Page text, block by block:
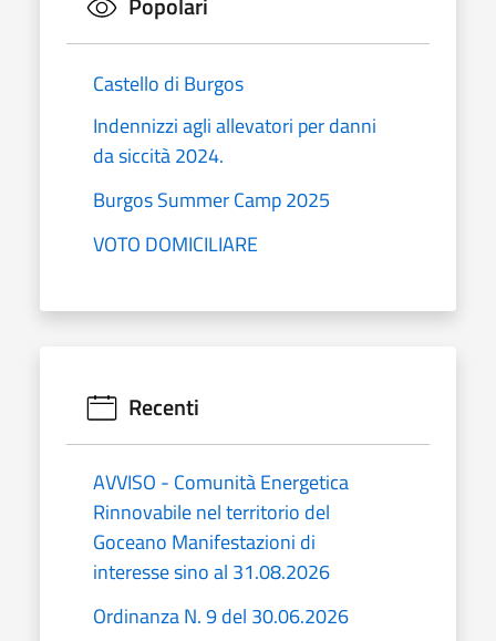
Castello di Burgos
Indennizzi agli allevatori per danni
da siccità 2024.
Burgos Summer Camp 2025
VOTO DOMICILIARE
Recenti
AVVISO - Comunità Energetica
Rinnovabile nel territorio del
Goceano Manifestazioni di
interesse sino al 31.08.2026
Ordinanza N. 9 del 30.06.2026